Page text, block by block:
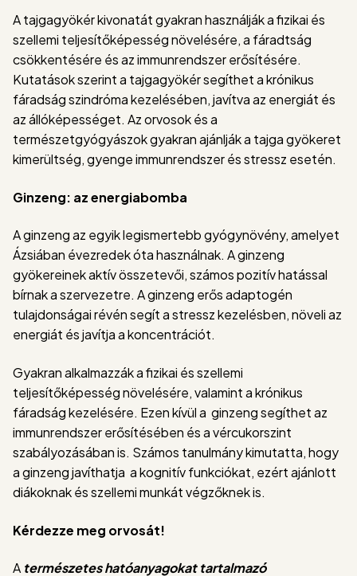
A tajgagyökér kivonatát gyakran használják a fizikai és
szellemi teljesítőképesség növelésére, a fáradtság
csökkentésére és az immunrendszer erősítésére.
Kutatások szerint a tajgagyökér segíthet a krónikus
fáradság szindróma kezelésében, javítva az energiát és
az állóképességet. Az orvosok és a
természetgyógyászok gyakran ajánlják a tajga gyökeret
kimerültség, gyenge immunrendszer és stressz esetén.
Ginzeng: az energiabomba
A ginzeng az egyik legismertebb gyógynövény, amelyet
Ázsiában évezredek óta használnak. A ginzeng
gyökereinek aktív összetevői, számos pozitív hatással
bírnak a szervezetre. A ginzeng erős adaptogén
tulajdonságai révén segít a stressz kezelésben, növeli az
energiát és javítja a koncentrációt.
Gyakran alkalmazzák a fizikai és szellemi
teljesítőképesség növelésére, valamint a krónikus
fáradság kezelésére. Ezen kívül a ginzeng segíthet az
immunrendszer erősítésében és a vércukorszint
szabályozásában is. Számos tanulmány kimutatta, hogy
a ginzeng javíthatja a kognitív funkciókat, ezért ajánlott
diákoknak és szellemi munkát végzőknek is.
Kérdezze meg orvosát!
A természetes hatóanyagokat tartalmazó